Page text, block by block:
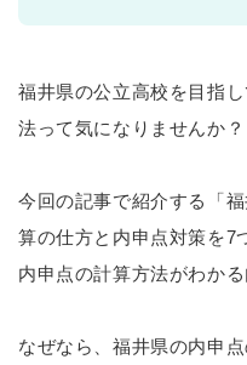
福井県の公立高校を目指
法って気になりませんか？
今回の記事で紹介する「
算の仕方と内申点対策を7
内申点の計算方法がわか
なぜなら、福井県の内申